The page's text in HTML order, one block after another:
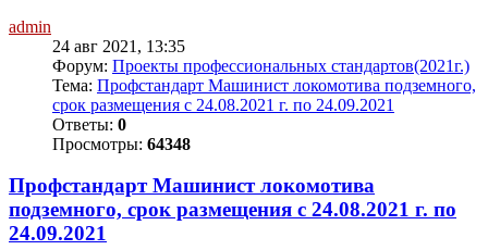
admin
24 авг 2021, 13:35
Форум: Проекты профессиональных стандартов(2021г.)
Тема: Профстандарт Машинист локомотива подземного,
срок размещения с 24.08.2021 г. по 24.09.2021
Ответы: 0
Просмотры: 64348
Профстандарт Машинист локомотива
подземного, срок размещения с 24.08.2021 г. по
24.09.2021